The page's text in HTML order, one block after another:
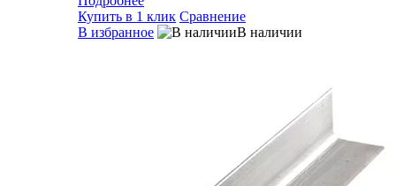
Купить в 1 клик Сравнение
В избранное
В наличии